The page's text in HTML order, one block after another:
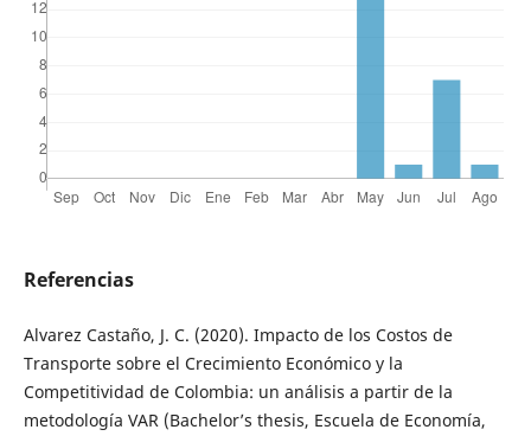
Referencias
Alvarez Castaño, J. C. (2020). Impacto de los Costos de
Transporte sobre el Crecimiento Económico y la
Competitividad de Colombia: un análisis a partir de la
metodología VAR (Bachelor’s thesis, Escuela de Economía,